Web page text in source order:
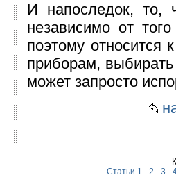
И напоследок, то,
независимо от
поэтому относится
приборам,
может запросто
Статьи 1 - 2 - 3 -